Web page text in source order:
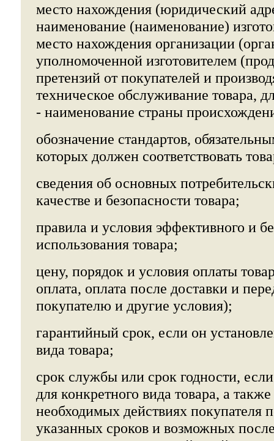
место нахождения (юридический
наименование (наименование)
место нахождения организации
уполномоченной изготовителем
претензий от покупателей и
техническое обслуживание товара,
- наименование страны
обозначение стандартов,
которых должен соответствовать
сведения об основных
качестве и безопасности товара;
правила и условия эффективного и
использования товара;
цену, порядок и условия оплаты
оплата, оплата после доставки и
покупателю и другие условия);
гарантийный срок, если он
вида товара;
срок службы или срок годности,
для конкретного вида товара, а
необходимых действиях покупателя
указанных сроков и возможных